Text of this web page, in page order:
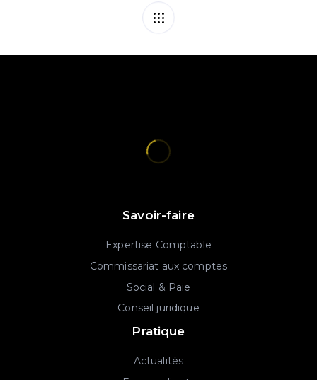
Savoir-faire
Expertise Comptable
Commissariat aux comptes
Social & Paie
Conseil juridique
Pratique
Actualités